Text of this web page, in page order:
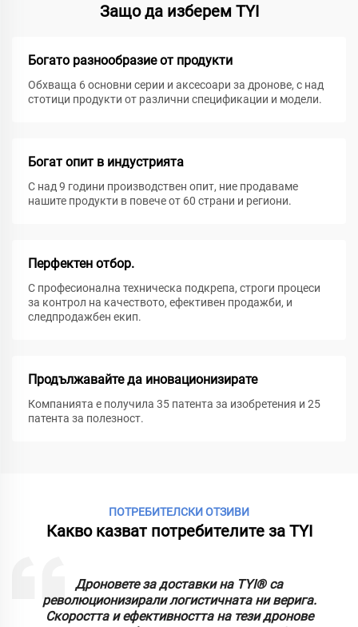
Защо да изберем TYI
Богато разнообразие от продукти
Обхваща 6 основни серии и аксесоари за дронове, с над
стотици продукти от различни спецификации и модели.
Богат опит в индустрията
С над 9 години производствен опит, ние продаваме
нашите продукти в повече от 60 страни и региони.
Перфектен отбор.
С професионална техническа подкрепа, строги процеси
за контрол на качеството, ефективен продажби, и
следпродажбен екип.
Продължавайте да иновационизирате
Компанията е получила 35 патента за изобретения и 25
патента за полезност.
ПОТРЕБИТЕЛСКИ ОТЗИВИ
Какво казват потребителите за TYI
Дроновете за доставки на TYI® са
революционизирали логистичната ни верига.
Скоростта и ефективността на тези дронове